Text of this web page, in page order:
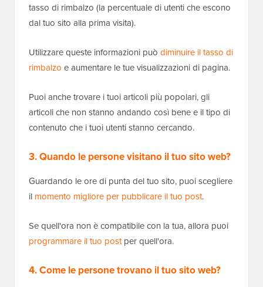
tasso di rimbalzo (la percentuale di utenti che escono
dal tuo sito alla prima visita).
Utilizzare queste informazioni può diminuire il tasso di
rimbalzo e aumentare le tue visualizzazioni di pagina.
Puoi anche trovare i tuoi articoli più popolari, gli
articoli che non stanno andando così bene e il tipo di
contenuto che i tuoi utenti stanno cercando.
3. Quando le persone visitano il tuo sito web?
Guardando le ore di punta del tuo sito, puoi scegliere
il momento migliore per pubblicare il tuo post.
Se quell'ora non è compatibile con la tua, allora puoi
programmare il tuo postper quell'ora.
4. Come le persone trovano il tuo sito web?